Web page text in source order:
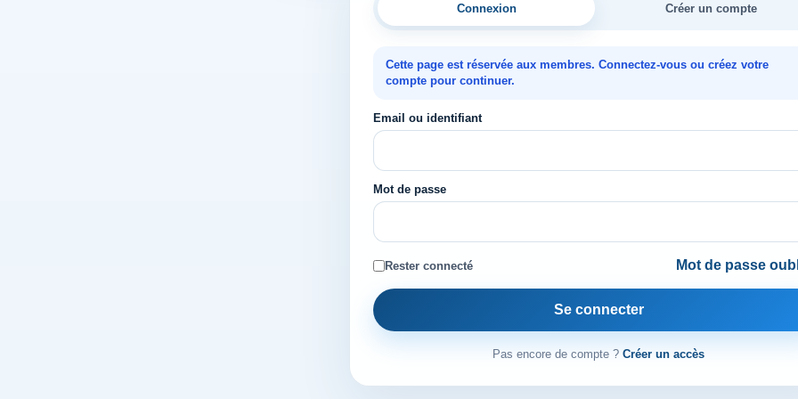
Connexion Créer un compte
Cette page est réservée aux membres. Connectez-vous ou créez votre
compte pour continuer.
Email ou identifiant
Mot de passe
Rester connecté Mot de passe
Se connecter
Pas encore de compte ? Créer un accès